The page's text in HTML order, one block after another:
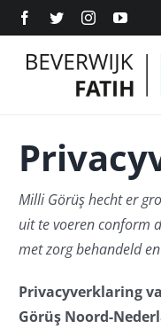
naar
inhoud
Home
Inschrijven
Word Lid
Contact
Milli Görüş hecht er
uit te voeren conform
met zorg behandeld
Privacyverklaring
Görüş Noord-